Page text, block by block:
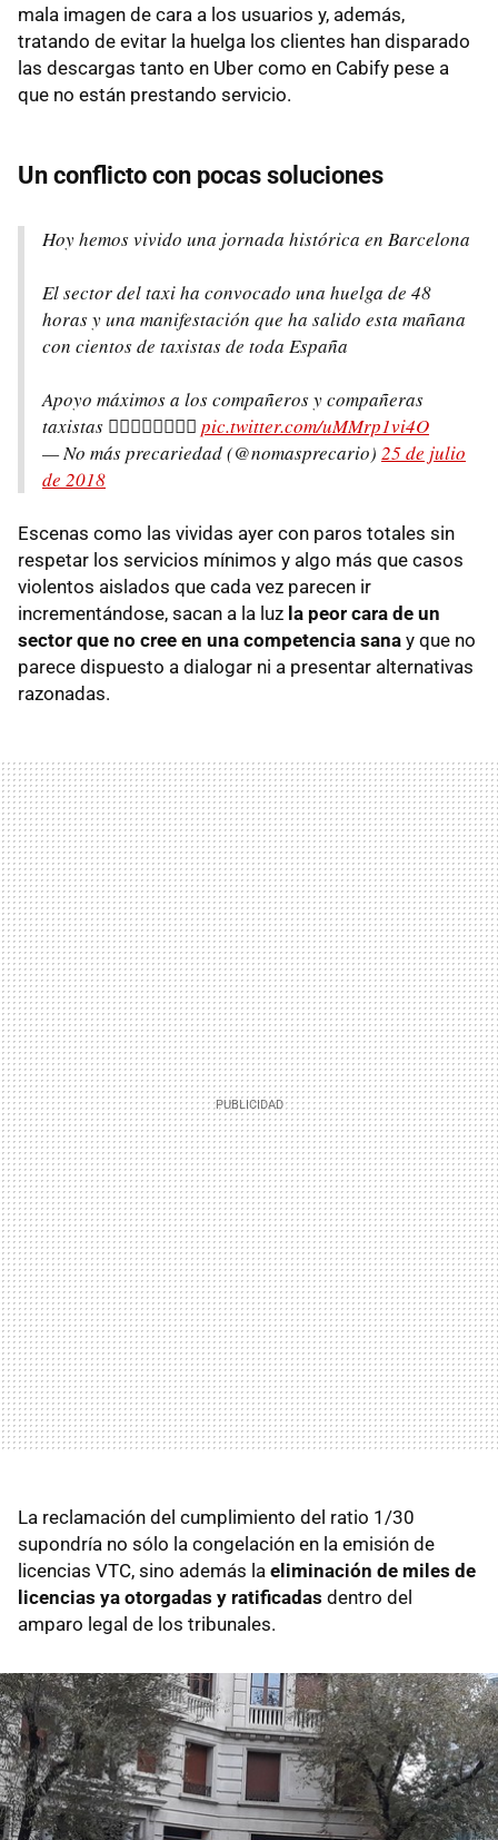
mala imagen de cara a los usuarios y, además,
tratando de evitar la huelga los clientes han disparado
las descargas tanto en Uber como en Cabify pese a
que no están prestando servicio.
Un conflicto con pocas soluciones
Hoy hemos vivido una jornada histórica en Barcelona
El sector del taxi ha convocado una huelga de 48
horas y una manifestación que ha salido esta mañana
con cientos de taxistas de toda España
Apoyo máximos a los compañeros y compañeras
taxistas ✊🏼✊🏼✊🏼✊🏼 pic.twitter.com/uMMrp1vi4O
— No más precariedad (@nomasprecario) 25 de julio
de 2018
Escenas como las vividas ayer con paros totales sin
respetar los servicios mínimos y algo más que casos
violentos aislados que cada vez parecen ir
incrementándose, sacan a la luz la peor cara de un
sector que no cree en una competencia sana y que no
parece dispuesto a dialogar ni a presentar alternativas
razonadas.
La reclamación del cumplimiento del ratio 1/30
supondría no sólo la congelación en la emisión de
licencias VTC, sino además la eliminación de miles de
licencias ya otorgadas y ratificadas dentro del
amparo legal de los tribunales.